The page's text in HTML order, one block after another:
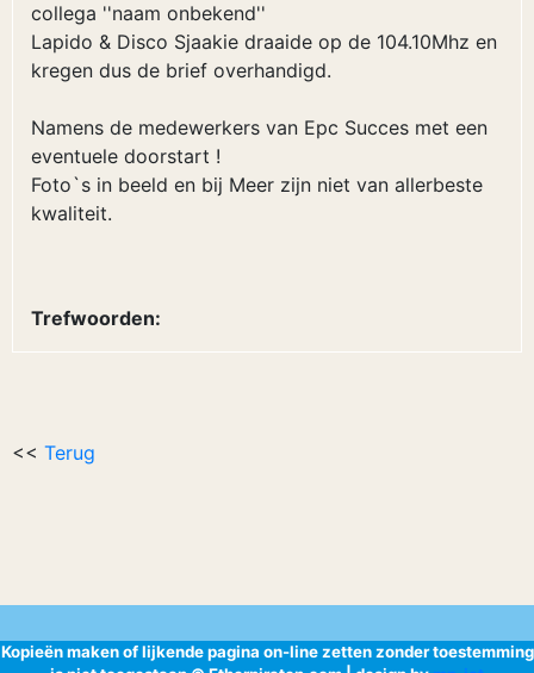
collega ''naam onbekend''
Lapido & Disco Sjaakie draaide op de 104.10Mhz en
kregen dus de brief overhandigd.
Namens de medewerkers van Epc Succes met een
eventuele doorstart !
Foto`s in beeld en bij Meer zijn niet van allerbeste
kwaliteit.
Trefwoorden:
<< Terug
Kopieën maken of lijkende pagina on-line zetten zonder toestemming